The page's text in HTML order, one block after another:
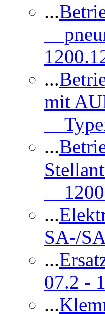
...
...
mit
...
...
SA-/
...
07.2 -
...